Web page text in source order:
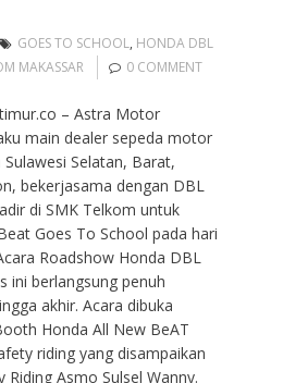
GOES TO SCHOOL, HONDA DBL
MAKASSAR 0 COMMENT
– Astra Motor
main dealer sepeda motor
Selatan, Barat,
bekerjasama dengan DBL
di SMK Telkom untuk
Goes To School pada hari
Roadshow Honda DBL
ini berlangsung penuh
akhir. Acara dibuka
Honda All New BeAT
riding yang disampaikan
Asmo Sulsel Wanny.